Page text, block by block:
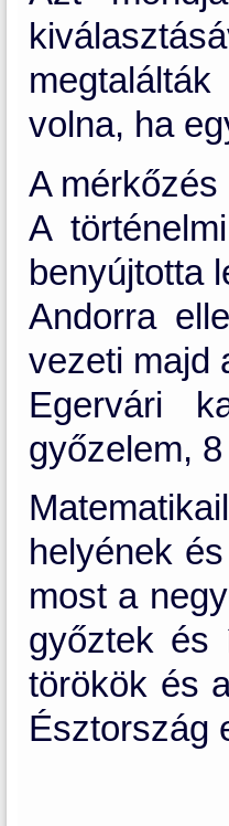
volna, ha
A mérkőzés
A
benyújtotta
Andorra
vezeti majd
Egervári
győzelem,
helyének
most a
győztek és
törökök és
Észtország